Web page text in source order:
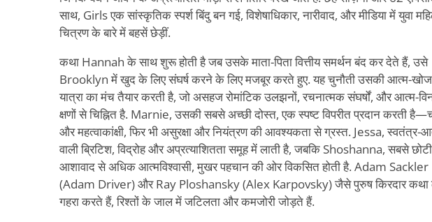
साथ, Girls एक सांस्कृतिक स्पर्श बिंदु बन गई, विशेषाधिकार, नारीवाद, और मीडिया में युवा
चित्रण के बारे में बहसें छेड़ीं.
कथा Hannah के साथ शुरू होती है जब उसके माता-पिता वित्तीय समर्थन बंद कर देते हैं, उसे
Brooklyn में खुद के लिए संघर्ष करने के लिए मजबूर करते हुए. यह चुनौती उसकी आत्म-
यात्रा का मंच तैयार करती है, जो असहज रोमांटिक उलझनों, रचनात्मक संघर्षों, और आत्म-
क्षणों से चिह्नित है. Marnie, उसकी सबसे अच्छी दोस्त, एक स्पष्ट विपरीत प्रदान करती
और महत्वाकांक्षी, फिर भी असुरक्षा और नियंत्रण की आवश्यकता से ग्रस्त. Jessa, स्वतंत्र-
वाली ब्रिटिश, विद्रोह और अप्रत्याशितता समूह में लाती है, जबकि Shoshanna, सबसे
आशावाद से अधिक आत्मविश्वासी, मुखर पहचान की ओर विकसित होती है. Adam Sackler
(Adam Driver) और Ray Ploshansky (Alex Karpovsky) जैसे पुरुष किरदार कथा
गहरा करते हैं, रिश्तों के जाल में जटिलता और कमजोरी जोड़ते हैं.